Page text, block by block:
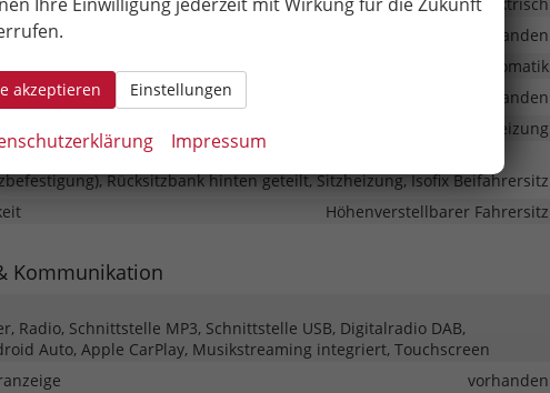
vorhanden
Klimaautomatik, 2-Zonen-Klimaautomatik
vorhanden
in Leder, höhenverstellbar, mit Multifunktionen, mit Lenkradheizung
Rücksitzbank hinten geteilt, Sitzheizung, Isofix Beifahrersitz
Höhenverstellbarer Fahrersitz
Kommunikation
Radio, Schnittstelle MP3, Schnittstelle USB, Digitalradio DAB,
Auto, Apple CarPlay, Musikstreaming integriert, Touchscreen
vorhanden
akzeptieren Einstellungen
Impressum